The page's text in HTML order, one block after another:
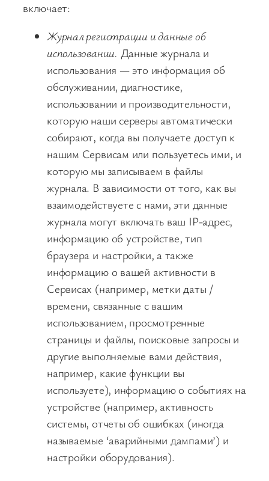
включает:
Журнал регистрации и данные об
использовании. Данные журнала и
использования — это информация об
обслуживании, диагностике,
использовании и производительности,
которую наши серверы автоматически
собирают, когда вы получаете доступ к
нашим Сервисам или пользуетесь ими, и
которую мы записываем в файлы
журнала. В зависимости от того, как вы
взаимодействуете с нами, эти данные
журнала могут включать ваш IP-адрес,
информацию об устройстве, тип
браузера и настройки, а также
информацию о вашей активности в
Сервисах (например, метки даты /
времени, связанные с вашим
использованием, просмотренные
страницы и файлы, поисковые запросы и
другие выполняемые вами действия,
например, какие функции вы
используете), информацию о событиях на
устройстве (например, активность
системы, отчеты об ошибках (иногда
называемые ‘аварийными дампами’) и
настройки оборудования).